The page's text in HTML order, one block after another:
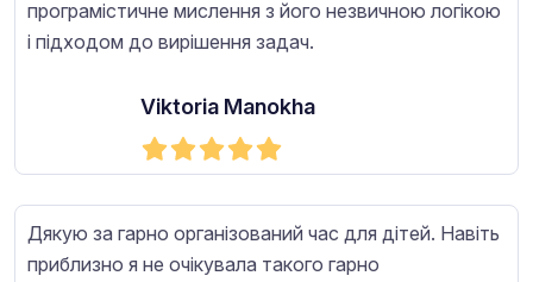
програмістичне мислення з його незвичною логікою
і підходом до вирішення задач.
Viktoria Manokha
Дякую за гарно організований час для дітей. Навіть
приблизно я не очікувала такого гарно